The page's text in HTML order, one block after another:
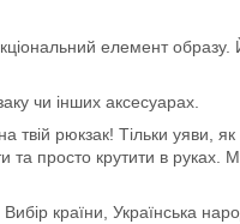
елемент образу.
чи інших аксесуарах.
рюкзак! Тільки уяви, як
та просто крутити в
країни, Українська